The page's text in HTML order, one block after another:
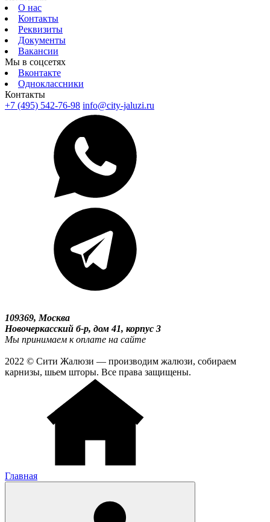
О нас
Контакты
Реквизиты
Документы
Вакансии
Мы в соцсетях
Вконтакте
Одноклассники
Контакты
+7 (495) 542-76-98 info@city-jaluzi.ru
109369, Москва
Новочеркасский б-р, дом 41, корпус 3
Мы принимаем к оплате на сайте
2022 © Сити Жалюзи — производим жалюзи, собираем
карнизы, шьем шторы. Все права защищены.
Главная